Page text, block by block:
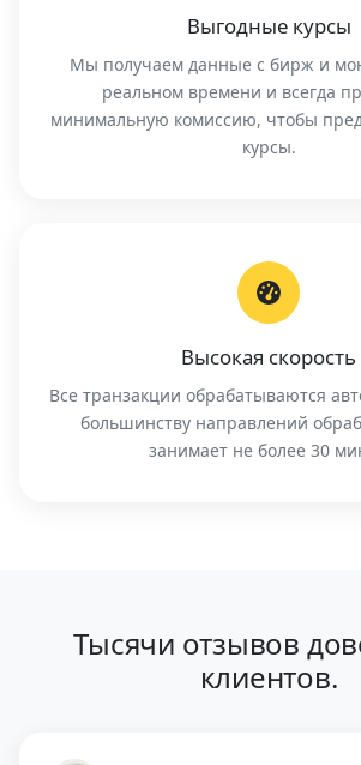
Выгодные курсы
Мы получаем данные с бирж и
реальном времени и всегда
минимальную комиссию, чтобы
курсы.
Высокая скорость
Все транзакции обрабатываются
большинству направлений
занимает не более 30
Тысячи отзывов
клиентов.